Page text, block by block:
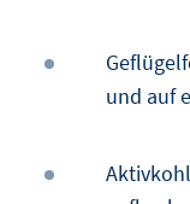
und auf